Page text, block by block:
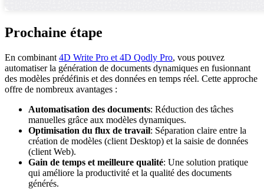
Prochaine étape
En combinant 4D Write Pro et 4D Qodly Pro, vous pouvez
automatiser la génération de documents dynamiques en fusionnant
des modèles prédéfinis et des données en temps réel. Cette approche
offre de nombreux avantages :
Automatisation des documents: Réduction des tâches
manuelles grâce aux modèles dynamiques.
Optimisation du flux de travail: Séparation claire entre la
création de modèles (client Desktop) et la saisie de données
(client Web).
Gain de temps et meilleure qualité: Une solution pratique
qui améliore la productivité et la qualité des documents
générés.